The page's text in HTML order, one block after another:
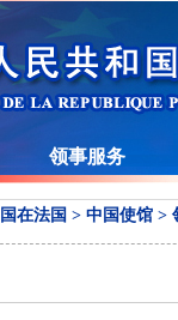
领事服务
在法国 > 中国使馆 >